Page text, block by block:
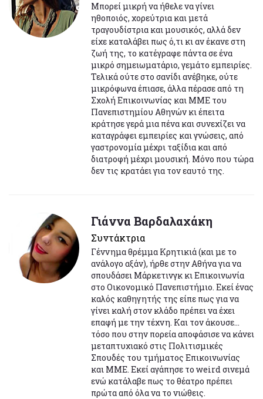
Μπορεί μικρή να ήθελε να γίνει
ηθοποιός, χορεύτρια και μετά
τραγουδίστρια και μουσικός, αλλά δεν
είχε καταλάβει πως ό,τι κι αν έκανε στη
ζωή της, το κατέγραφε πάντα σε ένα
μικρό σημειωματάριο, γεμάτο εμπειρίες.
Τελικά ούτε στο σανίδι ανέβηκε, ούτε
μικρόφωνα έπιασε, άλλα πέρασε από τη
Σχολή Επικοινωνίας και ΜΜΕ του
Πανεπιστημίου Αθηνών κι έπειτα
κράτησε γερά μια πένα και συνεχίζει να
καταγράφει εμπειρίες και γνώσεις, από
γαστρονομία μέχρι ταξίδια και από
διατροφή μέχρι μουσική. Μόνο που τώρα
δεν τις κρατάει για τον εαυτό της.
Γιάννα Βαρδαλαχάκη
Συντάκτρια
Γέννημα θρέμμα Κρητικιά (και με το
ανάλογο αξάν), ήρθε στην Αθήνα για να
σπουδάσει Μάρκετινγκ κι Επικοινωνία
στο Οικονομικό Πανεπιστήμιο. Εκεί ένας
καλός καθηγητής της είπε πως για να
γίνει καλή στον κλάδο πρέπει να έχει
επαφή με την τέχνη. Και τον άκουσε...
τόσο που στην πορεία αποφάσισε να κάνει
μεταπτυχιακό στις Πολιτισμικές
Σπουδές του τμήματος Επικοινωνίας
και ΜΜΕ. Εκεί αγάπησε το weird σινεμά
ενώ κατάλαβε πως το θέατρο πρέπει
πρώτα από όλα να το νιώθεις.